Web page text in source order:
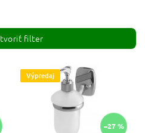
filter
Výpredaj
–27 %